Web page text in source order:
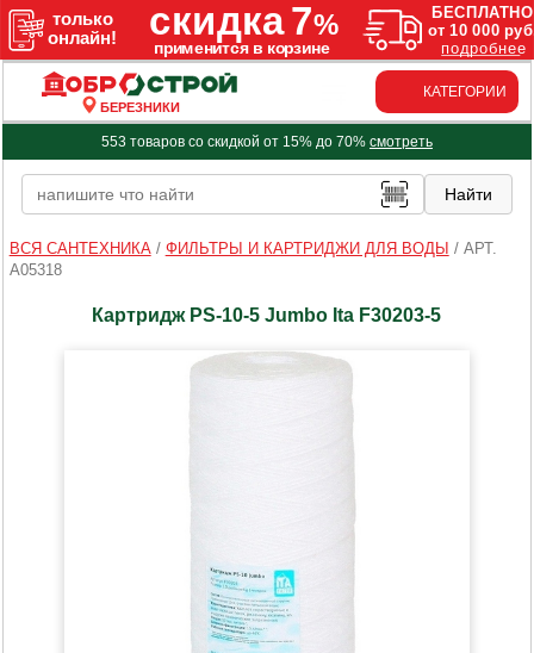
БЕРЕЗНИКИ
КАТЕГОРИИ
553 товаров со скидкой от 15% до 70% смотреть
ВСЯ САНТЕХНИКА/ ФИЛЬТРЫ И КАРТРИДЖИ ДЛЯ ВОДЫ / АРТ.
A05318
Картридж PS-10-5 Jumbo Ita F30203-5